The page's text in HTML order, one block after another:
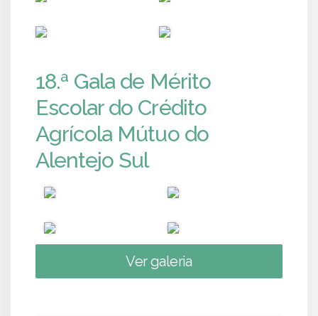
18.ª Gala de Mérito
Escolar do Crédito
Agrícola Mútuo do
Alentejo Sul
Ver galeria